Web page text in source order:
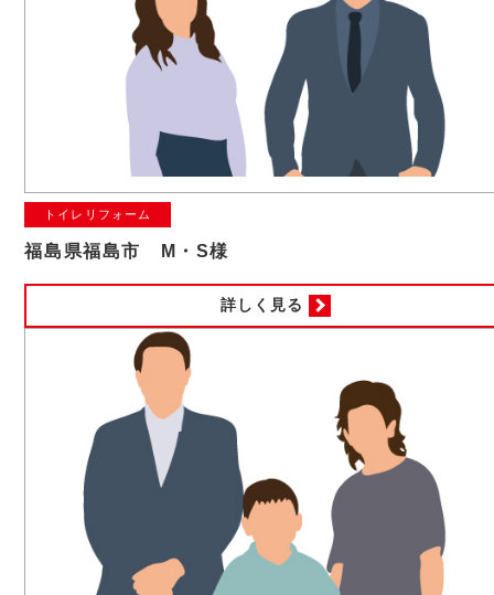
トイレリフォーム
福島県福島市 M・S様
詳しく見る